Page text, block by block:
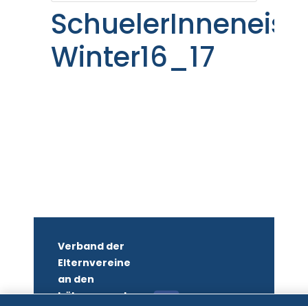
Winter16_17
Verband der
Elternvereine
an den
höheren und